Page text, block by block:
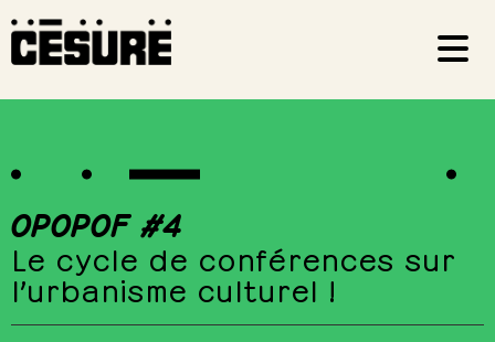
OPOPOF #4
Le cycle de conférences sur
l’urbanisme culturel !